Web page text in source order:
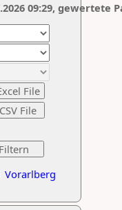
Vorarlberg
09:29, gewertete